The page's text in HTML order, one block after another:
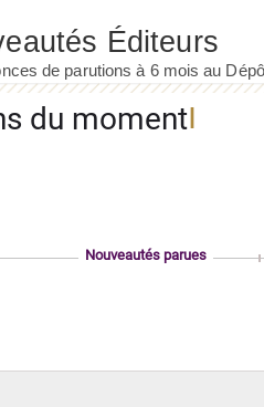
du moment
Nouveautés parues